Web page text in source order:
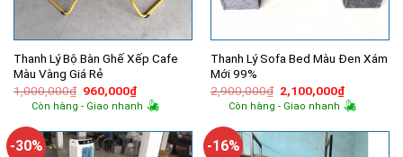
Thanh Lý Bộ Bàn Ghế Xếp Cafe
Màu Vàng Giá Rẻ
1,000,000₫ Giá
gốc
là:
960,000₫Giá
hiện
tại
960,000₫.
Còn hàng - Giao nhanh
Thanh Lý Sofa Bed Màu Đen Xám
Mới 99%
2,900,000₫ Giá
gốc
là:
2,100,000₫Giá
hiện
tại
Còn hàng - Giao nhanh
-30% -16%